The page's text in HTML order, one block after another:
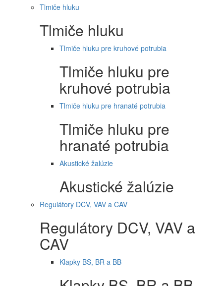
Tlmiče hluku
Tlmiče hluku
Tlmiče hluku pre kruhové potrubia
Tlmiče hluku pre
kruhové potrubia
Tlmiče hluku pre hranaté potrubia
Tlmiče hluku pre
hranaté potrubia
Akustické žalúzie
Akustické žalúzie
Regulátory DCV, VAV a CAV
Regulátory DCV, VAV a
CAV
Klapky BS, BR a BB